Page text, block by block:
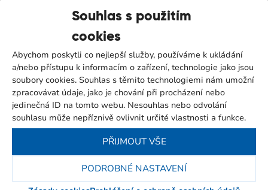
Souhlas s použitím
cookies
Abychom poskytli co nejlepší služby, používáme k ukládání
a/nebo přístupu k informacím o zařízení, technologie jako jsou
soubory cookies. Souhlas s těmito technologiemi nám umožní
zpracovávat údaje, jako je chování při procházení nebo
jedinečná ID na tomto webu. Nesouhlas nebo odvolání
souhlasu může nepříznivě ovlivnit určité vlastnosti a funkce.
PŘIJMOUT VŠE
PODROBNÉ NASTAVENÍ